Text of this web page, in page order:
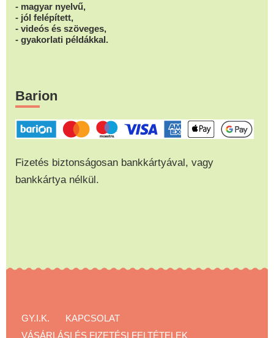
- magyar nyelvű,
- jól felépített,
- videós és szöveges,
- gyakorlati példákkal.
Barion
Fizetés biztonságosan bankkártyával, vagy
bankkártya nélkül.
GY.I.K.
KAPCSOLAT
VÁSÁRLÁSI ÉS FIZETÉSI FELTÉTELEK